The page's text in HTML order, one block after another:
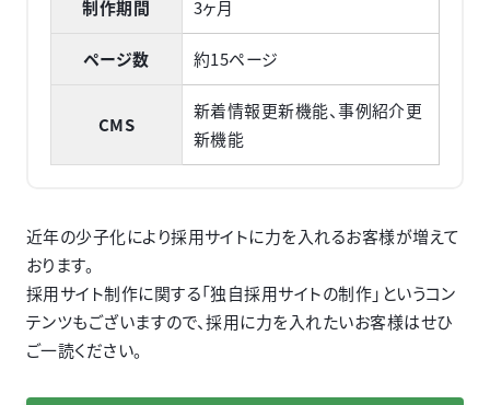
制作期間 3ヶ月
ページ数 約15ページ
CMS
新着情報更新機能、事例紹介更
新機能
近年の少子化により採用サイトに力を入れるお客様が増えて
おります。
採用サイト制作に関する「独自採用サイトの制作」というコン
テンツもございますので、採用に力を入れたいお客様はせひ
ご一読ください。